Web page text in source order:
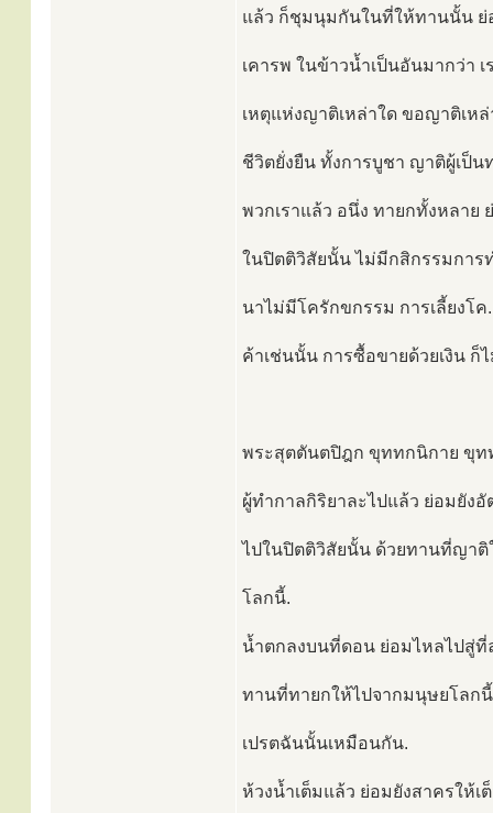
แล้ว ก็ชุมนุมกันในที่ให้ทานนั้น
เคารพ ในข้าวน้ำเป็นอันมากว่า เ
เหตุแห่งญาติเหล่าใด ขอญาติเหล่
ชีวิตยั่งยืน ทั้งการบูชา ญาติผู้เป็น
พวกเราแล้ว อนึ่ง ทายกทั้งหลาย
ในปิตติวิสัยนั้น ไม่มีกสิกรรมการ
นาไม่มีโครักขกรรม การเลี้ยงโ
ค้าเช่นนั้น การซื้อขายด้วยเงิน ก็
พระสุตตันตปิฎก ขุททกนิกาย ขุท
ผู้ทำกาลกิริยาละไปแล้ว ย่อมยังอั
ไปในปิตติวิสัยนั้น ด้วยทานที่ญา
โลกนี้.
น้ำตกลงบนที่ดอน ย่อมไหลไปสู่ที่
ทานที่ทายกให้ไปจากมนุษยโลกนี้
เปรตฉันนั้นเหมือนกัน.
ห้วงน้ำเต็มแล้ว ย่อมยังสาครให้เ